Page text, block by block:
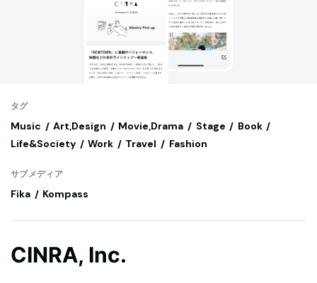
タグ
Music Art,Design Movie,Drama Stage
Book
Life&Society
Work Travel Fashion
サブメディア
Fika Kompass
CINRA, Inc.